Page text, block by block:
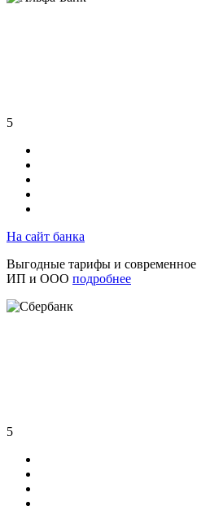
5
На сайт банка
Выгодные тарифы и
ИП и ООО подробнее
5